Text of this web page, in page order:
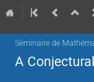
Séminaire de
A